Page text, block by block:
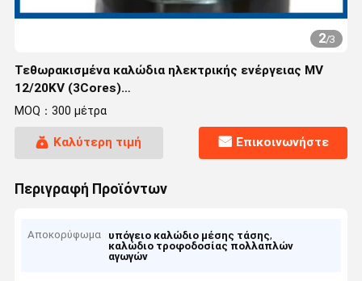
2/3
Τεθωρακισμένα καλώδια ηλεκτρικής ενέργειας MV
12/20KV (3Cores)
((CU/XLPE/STA/NYRGBY/NYB2Y/N2XBY/NYBY)
MOQ：300 μέτρα
Καλύτερη τιμή Επικοινωνήστε
Περιγραφή Προϊόντων
Αποκορύφωμα υπόγειο καλώδιο μέσης τάσης,
καλώδιο τροφοδοσίας πολλαπλών
αγωγών